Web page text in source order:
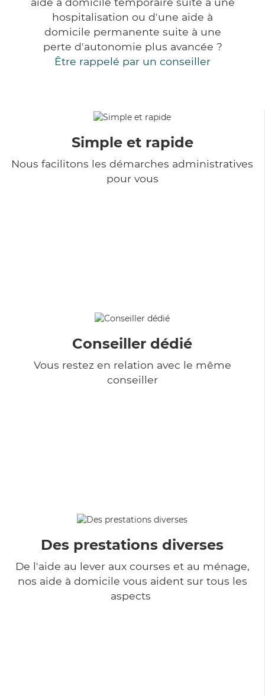
hospitalisation ou d'une aide à
domicile permanente suite à une
perte d'autonomie plus avancée ?
Être rappelé par un conseiller
Simple et rapide
Nous facilitons les démarches administratives
pour vous
Conseiller dédié
Vous restez en relation avec le même
conseiller
Des prestations diverses
De l'aide au lever aux courses et au ménage,
nos aide à domicile vous aident sur tous les
aspects